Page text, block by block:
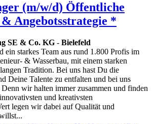
(m/w/d) Öffentliche
Angebotsstrategie *
SE & Co. KG - Bielefeld
ein starkes Team aus rund 1.800 Profis im
& Wasserbau, mit einem starken
Tradition. Bei uns hast Du die
Deine Talente zu entfalten und bei uns
wir halten immer zusammen und finden
und kreativsten
legen wir dabei auf Qualität und